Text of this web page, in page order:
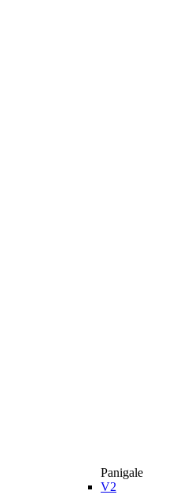
Panigale
V2